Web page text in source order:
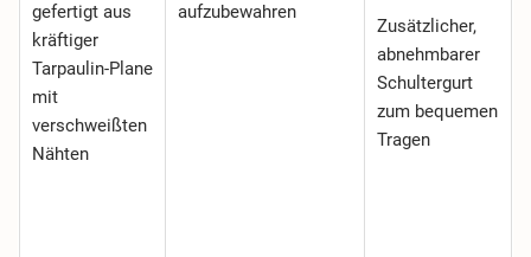
gefertigt aus
kräftiger
Tarpaulin-Plane
mit
verschweißten
Nähten
aufzubewahren
Zusätzlicher,
abnehmbarer
Schultergurt
zum bequemen
Tragen